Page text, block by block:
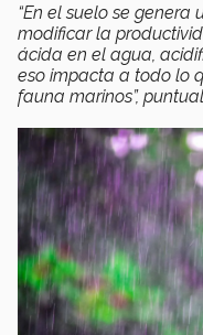
“En el suelo se genera
modificar la
ácida en el agua,
eso impacta a todo lo
fauna marinos”,